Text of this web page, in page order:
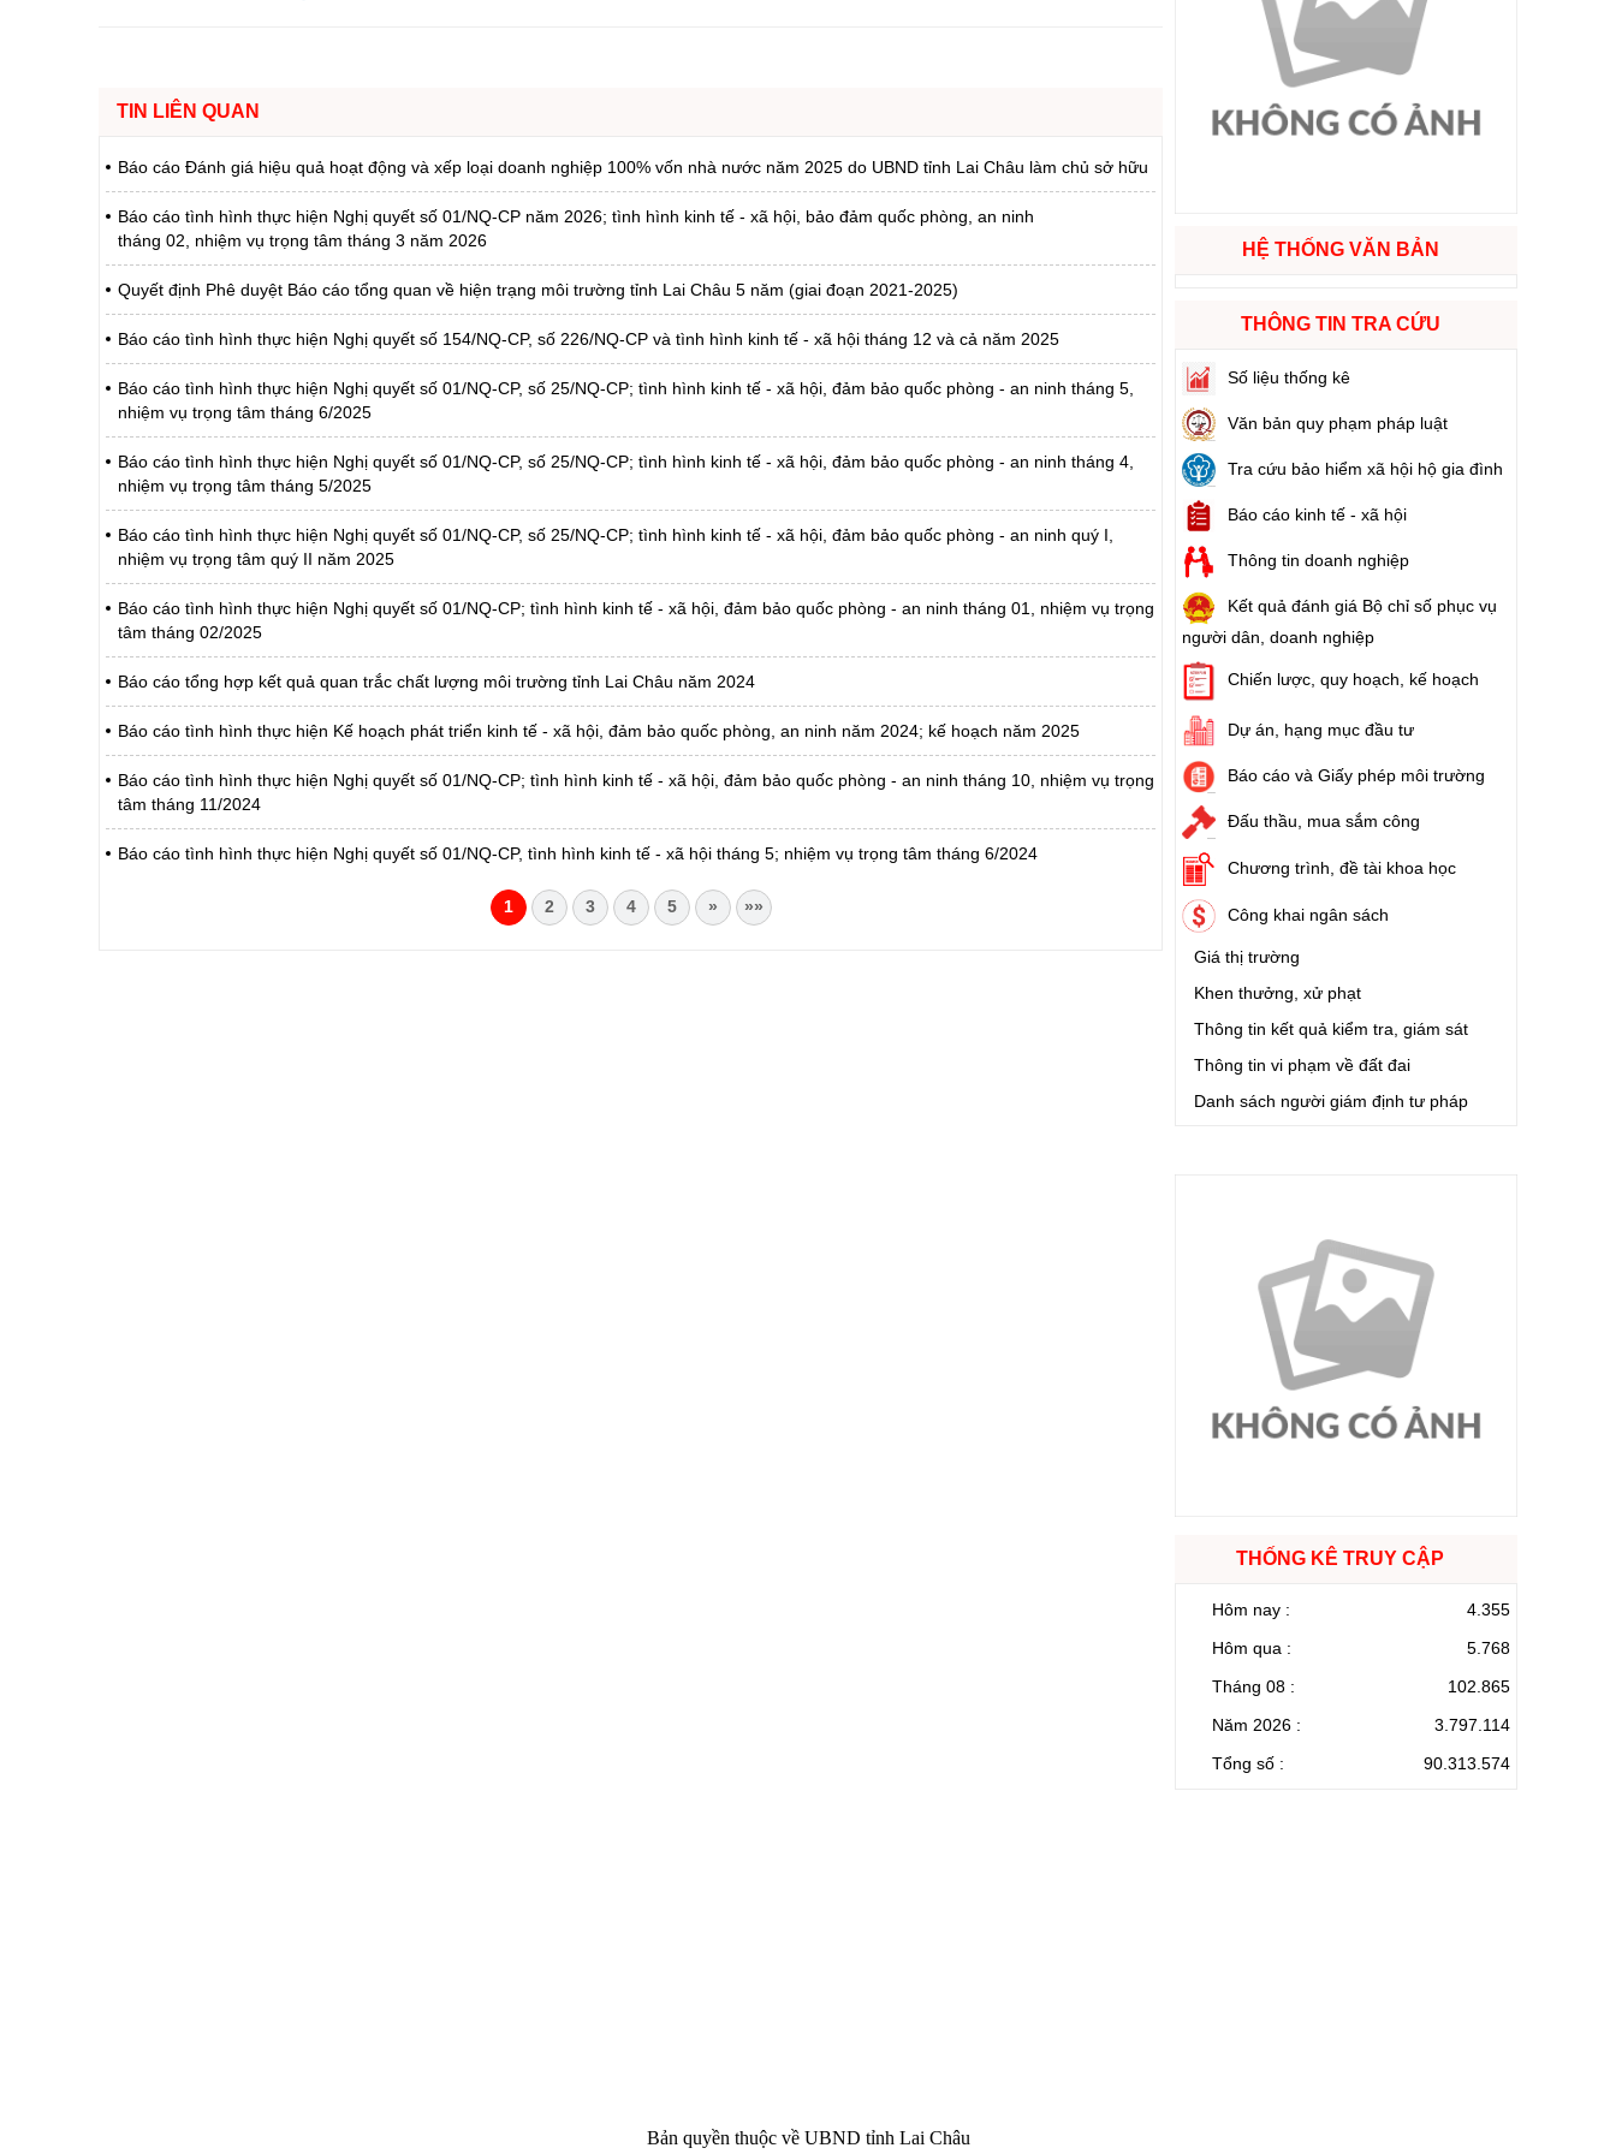
Bầu cử đại biểu Quốc hội khóa XVI và đại biểu Hội đồng nhân dân các cấp nhiệm kỳ 2026 - 2031
An toàn thông tin
Thông tin biên giới
Người Việt Nam ưu tiên dùng hàng Việt Nam
Điểm báo
Phóng sự ảnh
TIN LIÊN QUAN
Báo cáo Đánh giá hiệu quả hoạt động và xếp loại doanh nghiệp 100% vốn nhà nước năm 2025 do UBND tỉnh Lai Châu làm chủ sở hữu
Báo cáo tình hình thực hiện Nghị quyết số 01/NQ-CP năm 2026; tình hình kinh tế - xã hội, bảo đảm quốc phòng, an ninh
tháng 02, nhiệm vụ trọng tâm tháng 3 năm 2026
Quyết định Phê duyệt Báo cáo tổng quan về hiện trạng môi trường tỉnh Lai Châu 5 năm (giai đoạn 2021-2025)
Báo cáo tình hình thực hiện Nghị quyết số 154/NQ-CP, số 226/NQ-CP và tình hình kinh tế - xã hội tháng 12 và cả năm 2025
Báo cáo tình hình thực hiện Nghị quyết số 01/NQ-CP, số 25/NQ-CP; tình hình kinh tế - xã hội, đảm bảo quốc phòng - an ninh tháng 5,
nhiệm vụ trọng tâm tháng 6/2025
Báo cáo tình hình thực hiện Nghị quyết số 01/NQ-CP, số 25/NQ-CP; tình hình kinh tế - xã hội, đảm bảo quốc phòng - an ninh tháng 4,
nhiệm vụ trọng tâm tháng 5/2025
Báo cáo tình hình thực hiện Nghị quyết số 01/NQ-CP, số 25/NQ-CP; tình hình kinh tế - xã hội, đảm bảo quốc phòng - an ninh quý I,
nhiệm vụ trọng tâm quý II năm 2025
Báo cáo tình hình thực hiện Nghị quyết số 01/NQ-CP; tình hình kinh tế - xã hội, đảm bảo quốc phòng - an ninh tháng 01, nhiệm vụ trọng
tâm tháng 02/2025
Báo cáo tổng hợp kết quả quan trắc chất lượng môi trường tỉnh Lai Châu năm 2024
Báo cáo tình hình thực hiện Kế hoạch phát triển kinh tế - xã hội, đảm bảo quốc phòng, an ninh năm 2024; kế hoạch năm 2025
Báo cáo tình hình thực hiện Nghị quyết số 01/NQ-CP; tình hình kinh tế - xã hội, đảm bảo quốc phòng - an ninh tháng 10, nhiệm vụ trọng
tâm tháng 11/2024
Báo cáo tình hình thực hiện Nghị quyết số 01/NQ-CP, tình hình kinh tế - xã hội tháng 5; nhiệm vụ trọng tâm tháng 6/2024
1 2 3 4 5 » »»
HỆ THỐNG VĂN BẢN
THÔNG TIN TRA CỨU
Số liệu thống kê
Văn bản quy phạm pháp luật
Tra cứu bảo hiểm xã hội hộ gia đình
Báo cáo kinh tế - xã hội
Thông tin doanh nghiệp
Kết quả đánh giá Bộ chỉ số phục vụ
người dân, doanh nghiệp
Chiến lược, quy hoạch, kế hoạch
Dự án, hạng mục đầu tư
Báo cáo và Giấy phép môi trường
Đấu thầu, mua sắm công
Chương trình, đề tài khoa học
Công khai ngân sách
Giá thị trường
Khen thưởng, xử phạt
Thông tin kết quả kiểm tra, giám sát
Thông tin vi phạm về đất đai
Danh sách người giám định tư pháp
THỐNG KÊ TRUY CẬP
Hôm nay :
4.355
Hôm qua :
5.768
Tháng 08 :
102.865
Năm 2026 :
3.797.114
Tổng số :
90.313.574
Bản quyền thuộc về UBND tỉnh Lai Châu